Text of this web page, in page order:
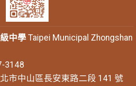
中學Taipei Municipal Zhongshan
市中山區長安東路二段 141 號